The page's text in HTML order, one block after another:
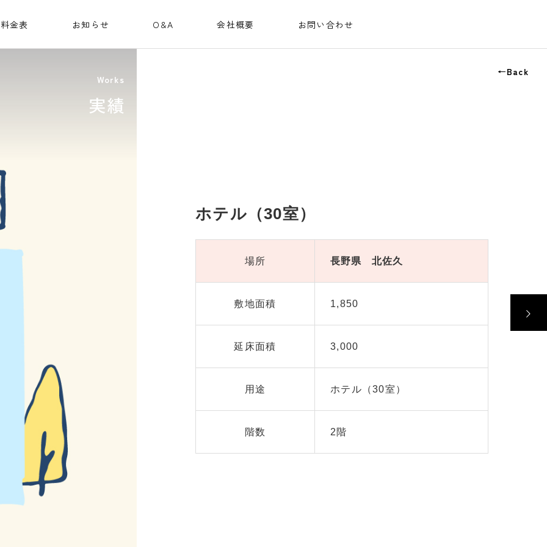
料金表 お知らせ O&A 会社概要 お問い合わせ
Works
実績
ホテル（30室）
場所 長野県 北佐久
敷地面積 1,850
延床面積 3,000
用途 ホテル（30室）
階数 2階
←Back